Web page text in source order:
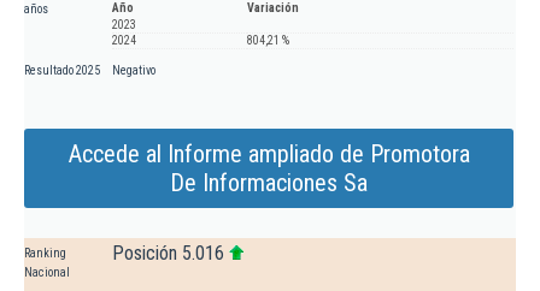
años
Año
Variación
2023
2024
804,21 %
Resultado 2025 Negativo
Accede al Informe ampliado de Promotora
De Informaciones Sa
Ranking
Nacional
Posición 5.016